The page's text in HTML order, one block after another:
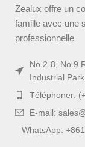
Zealux offre un
famille avec une
professionnelle
No.2-8, No.9
Industrial
Téléphoner:
E-mail:
WhatsApp: